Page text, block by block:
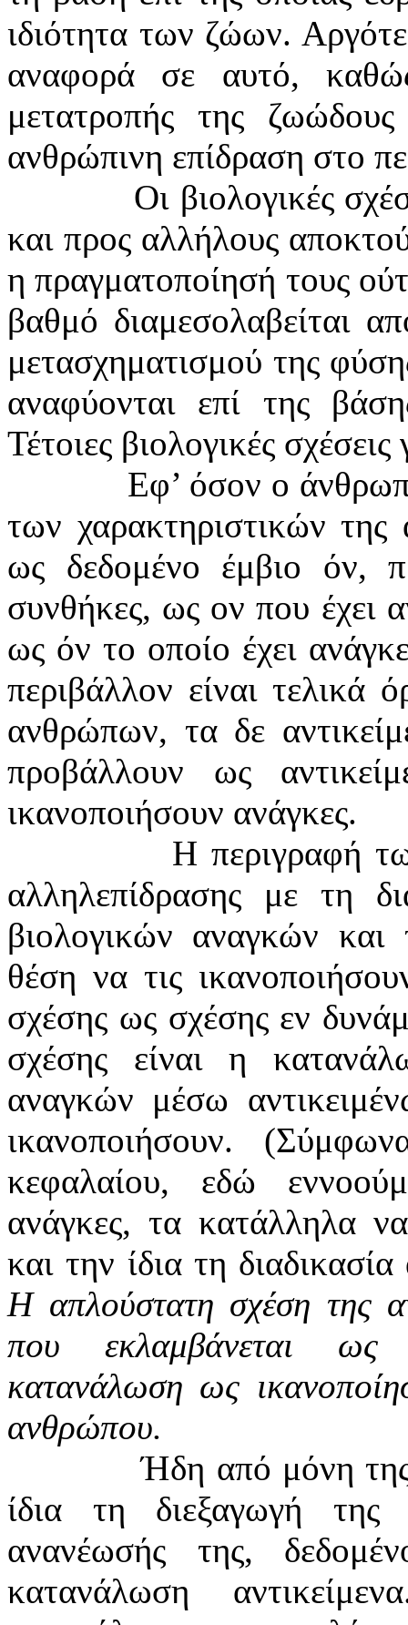
ιδιότητα των ζώων.
αναφορά σε αυτό,
μετατροπής της
ανθρώπινη επίδραση στο
Οι βιολογικές
και προς αλλήλους
η πραγματοποίησή τους
βαθμό διαμεσολαβείται
μετασχηματισμού της
αναφύονται επί της
Τέτοιες βιολογικές
Εφ’ όσον ο
των χαρακτηριστικών της
ως δεδομένο έμβιο όν,
συνθήκες, ως ον που έχει
ως όν το οποίο έχει
περιβάλλον είναι τελικά
ανθρώπων, τα δε
προβάλλουν ως
ικανοποιήσουν ανάγκες.
Η περιγραφή
αλληλεπίδρασης με τη
βιολογικών αναγκών και
θέση να τις
σχέσης ως σχέσης εν
σχέσης είναι η
αναγκών μέσω
ικανοποιήσουν.
κεφαλαίου, εδώ
ανάγκες, τα κατάλληλα να
και την ίδια τη
Η απλούστατη σχέση της
που εκλαμβάνεται ως
κατανάλωση ως
ανθρώπου.
Ήδη από μόνη
ίδια τη διεξαγωγή της
ανανέωσής της,
κατανάλωση